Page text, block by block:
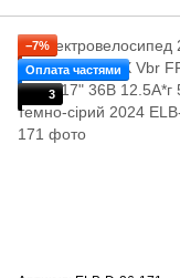
−7%
Оплата частями
3